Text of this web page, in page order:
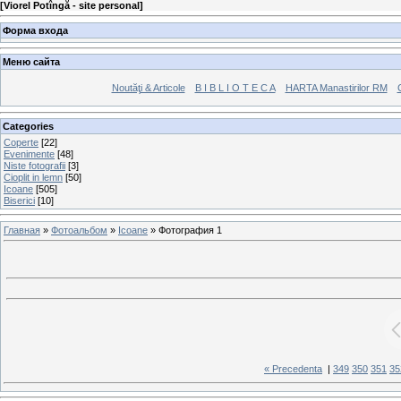
[Viorel Potîngă - site personal]
Форма входа
Меню сайта
Noutăţi & Articole B I B L I O T E C A HARTA Manastirilor RM
Categories
Coperte [22]
Evenimente [48]
Niste fotografii [3]
Cioplit in lemn [50]
Icoane [505]
Biserici [10]
Главная » Фотоальбом » Icoane » Фотография 1
« Precedenta 349 350 351